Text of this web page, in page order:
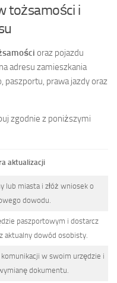
tożsamości i
oraz pojazdu
adresu zamieszkania
prawa jazdy oraz
zgodnie z poniższymi
aktualizacji
lub miasta i złóż wniosek o
dowodu.
paszportowym i dostarcz
aktualny dowód osobisty.
w swoim urzędzie i
dokumentu.